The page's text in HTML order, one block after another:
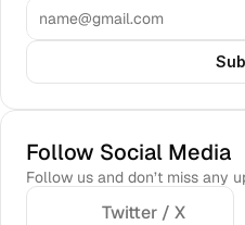
Follow Social Media
Follow us and don’t miss any
Twitter / X